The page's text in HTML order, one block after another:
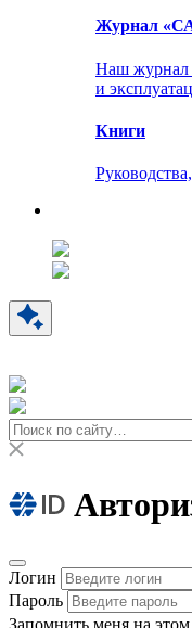
Журнал
Наш журнал
и
Книги
Логин
Пароль